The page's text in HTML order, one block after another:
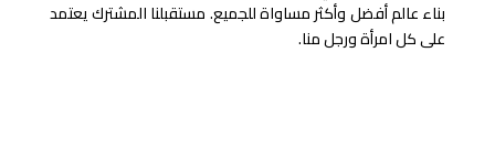
بناء عالم أفضل وأكثر مساواة للجميع. مستقبلنا المشترك يعتمد
على كل امرأة ورجل منا.